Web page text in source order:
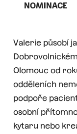
NOMINACE
Valerie působí
Olomouc od
odděleních
podpoře
osobní
kytaru nebo